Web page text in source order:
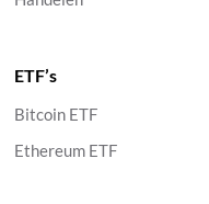
ETF’s
Bitcoin ETF
Ethereum ETF